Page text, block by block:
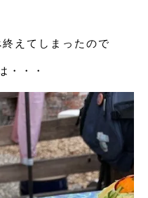
えてしまったので
・・・